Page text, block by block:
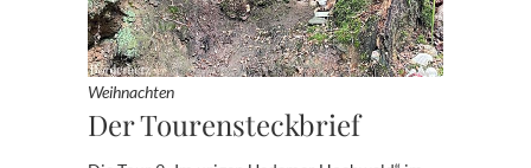
Weihnachten
Der Tourensteckbrief